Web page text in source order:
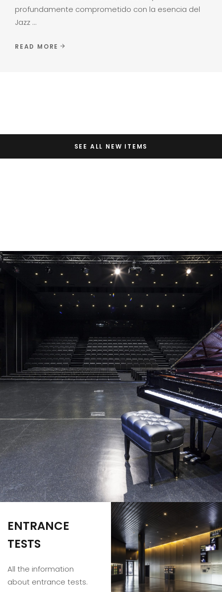
profundamente comprometido con la esencia del
Jazz
READ MORE
SEE ALL NEW ITEMS
ENTRANCE
TESTS
All the information
about entrance tests.